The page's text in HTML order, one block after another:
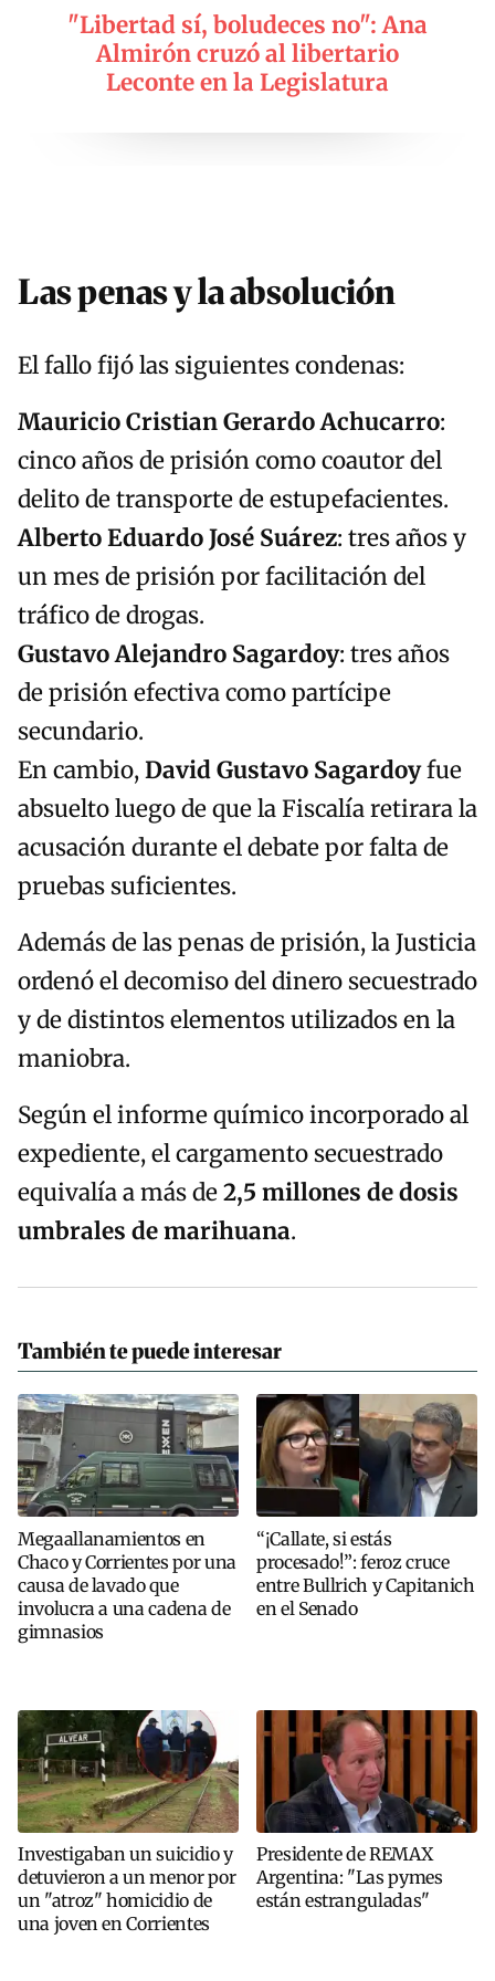
"Libertad sí, boludeces no": Ana
Almirón cruzó al libertario
Leconte en la Legislatura
Las penas y la absolución
El fallo fijó las siguientes condenas:
Mauricio Cristian Gerardo Achucarro:
cinco años de prisión como coautor del
delito de transporte de estupefacientes.
Alberto Eduardo José Suárez: tres años y
un mes de prisión por facilitación del
tráfico de drogas.
Gustavo Alejandro Sagardoy: tres años
de prisión efectiva como partícipe
secundario.
En cambio,David Gustavo Sagardoyfue
absuelto luego de que la Fiscalía retirara la
acusación durante el debate por falta de
pruebas suficientes.
Además de las penas de prisión, la Justicia
ordenó el decomiso del dinero secuestrado
y de distintos elementos utilizados en la
maniobra.
Según el informe químico incorporado al
expediente, el cargamento secuestrado
equivalía a más de2,5 millones de dosis
umbrales de marihuana.
También te puede interesar
Megaallanamientos en
Chaco y Corrientes por una
causa de lavado que
involucra a una cadena de
gimnasios
“¡Callate, si estás
procesado!”: feroz cruce
entre Bullrich y Capitanich
en el Senado
Investigaban un suicidio y
detuvieron a un menor por
un "atroz" homicidio de
una joven en Corrientes
Presidente de REMAX
Argentina: "Las pymes
están estranguladas"